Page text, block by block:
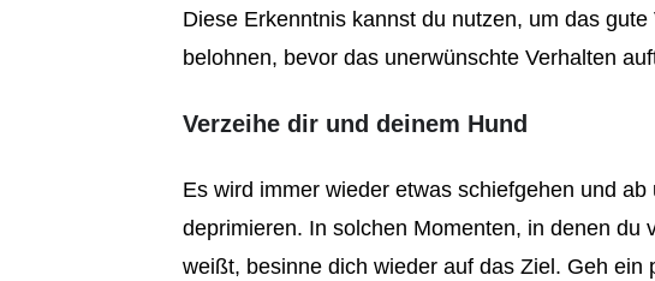
Diese Erkenntnis kannst du nutzen, um das
belohnen, bevor das unerwünschte Verhalten
Verzeihe dir und deinem Hund
Es wird immer wieder etwas schiefgehen und
deprimieren. In solchen Momenten, in denen du
weißt, besinne dich wieder auf das Ziel. Geh ein